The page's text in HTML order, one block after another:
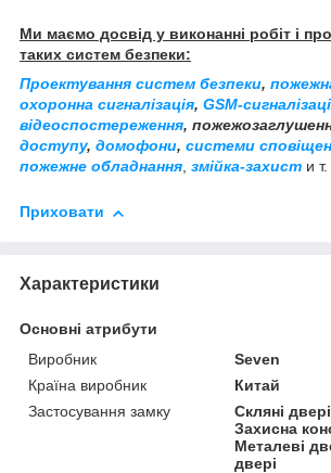
Ми маємо досвід у виконанні робіт і
таких систем безпеки:
Проектування систем безпеки,
охоронна сигналізація, GSM-
відеоспостереження,
доступу, домофони, системи
пожежне обладнання, змійка-захист и
Приховати
Характеристики
Основні атрибути
Виробник
Seven
Країна виробник
Китай
Застосування замку
Скляні
Захисна
Металеві
двері